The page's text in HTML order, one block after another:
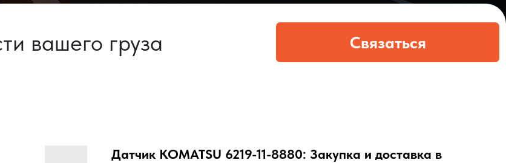
Датчик KOMATSU 6219-11-8880: Закупка и доставка в